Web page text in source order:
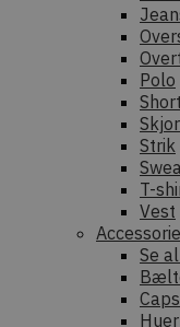
Polo
Strik
T-
Vest
Se
Caps
Huer